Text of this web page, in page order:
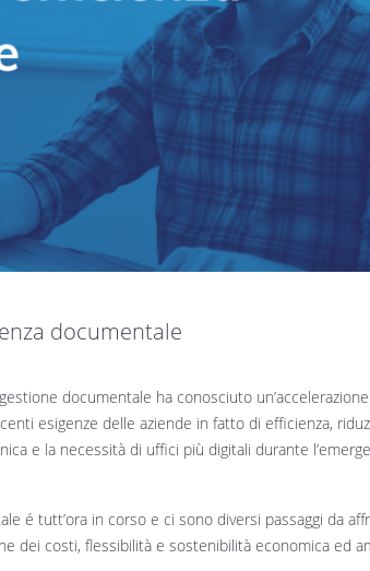
documentale
documentale ha conosciuto
esigenze delle aziende in fatto di efficienza,
e la necessità di uffici più digitali durante
é tutt’ora in corso e ci sono diversi passaggi da
dei costi, flessibilità e sostenibilità economica ed